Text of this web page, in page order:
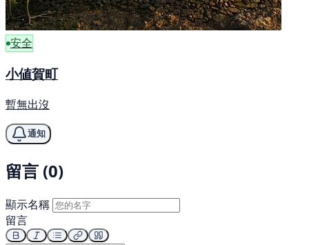
安全
小値賀町
暫無出沒
通知
留言 (0)
顯示名稱
留言